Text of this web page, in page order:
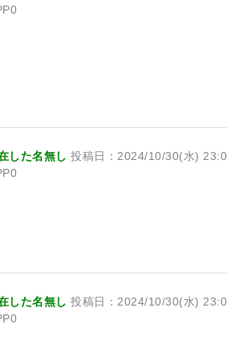
した名無し 投稿日：2024/10/30(水) 23:0
した名無し 投稿日：2024/10/30(水) 23:0